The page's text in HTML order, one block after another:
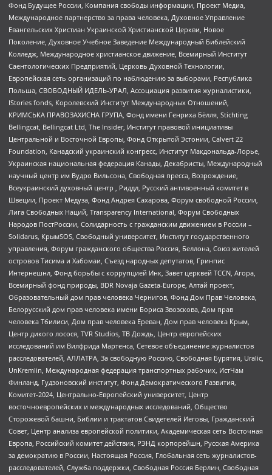
Фонд Будущее России, Компания свободы информации, Проект Медиа,
Международное партнерство за права человека, Духовное Управление
Евангельских Христиан Украинской Христианской Церкви, Новое
Поколение, Духовное Учебное Заведение Международный Библейский
Колледж, Международное христианское движение, Всемирный Институт
Саентологических Предприятий, Церковь Духовной Технологии,
Европейская сеть организаций по наблюдению за выборами, Республика
Польша, СВОБОДНЫЙ ИДЕЛЬ-УРАЛ, Ассоциация развития журналистики,
IStories fonds, Королевский Институт Международных Отношений,
КРИМСЬКА ПРАВОЗАХИСНА ГРУПА, Фонд имени Генриха Бёлля, Stichting
Bellingcat, Bellingcat Ltd, The Insider, Институт правовой инициативы
Центральной и Восточной Европы, Фонд Открытой Эстонии, Calvert 22
Foundation, Канадский украинский конгресс, Институт Макдональда-Лорье,
Украинская национальная федерация Канады, Декабристы, Международный
научный центр им Вудро Вильсона, Свободная пресса, Возрождение,
Всеукраинский духовный центр , Риддл, Русский антивоенный комитет в
Швеции, Проект Медуза, Фонд Андрея Сахарова, Форум свободной России,
Лига Свободных Наций, Transparеncy International, Форум Свободных
Народов ПостРоссии, Солидарность с гражданским движением в России –
Solidarus, КрымSOS, Свободный университет, Институт государственного
управления, Форум гражданского общества Россия, Беллона, Союз жителей
островов Тисима и Хабомаи, Съезд народных депутатов, Гринпис
Интернешнл, Фонд борьбы с коррупцией Инк, Завет церквей TCCN, Агора,
Всемирный фонд природы, BDR Novaja Gazeta-Europe, Алтай проект,
Образовательный дом прав человека Чернигов, Фонд Дом Прав Человека,
Белорусский дом прав человека имени Бориса Звозскова, Дом прав
человека Тбилиси, Дом прав человека Ереван, Дом прав человека Крым,
Центр дикого лосося, TVR Studios, ТВ Дождь, Центр европейских
исследований им Вилфрида Мартенса, Сетевое объединение журналистов
расследователей, АЛЛАТРА, За свободную Россию, Свободная Бурятия, Uralic,
UnKremlin, Международная федерация транспортных рабочих, ИстЧам
Финланд, Гудзоновский институт, Фонд Демократического Развития,
Комитет-2024, Центрально-Европейский университет, Центр
восточноевропейских и международных исследований, Общество
Сторожевой башни, Библии и трактатов Свидетелей Иеговы, Гражданский
Совет, Центр анализа европейской политики, Академическая сеть Восточная
Европа, Российский комитет действия, РЭНД корпорейшн, Русская Америка
за демократию в России, Настоящая Россия, Глобальная сеть журналистов-
расследователей, Служба поддержки, Свободная Россия Берлин, Свободная